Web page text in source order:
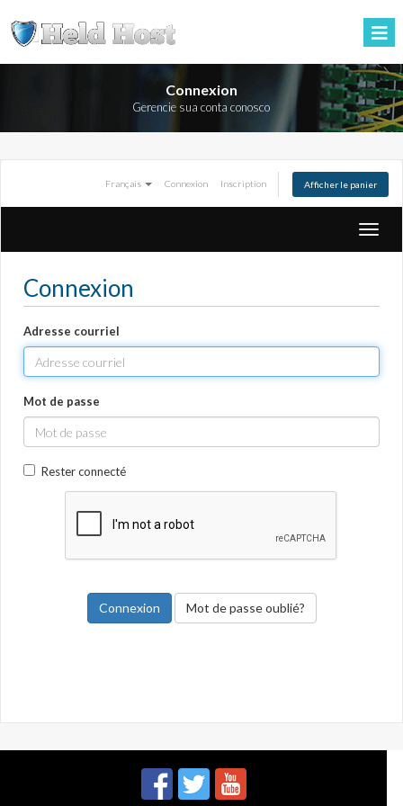
Connexion
Gerencie sua conta conosco
Français Connexion Inscription Afficher le panier
la
Connexion
Adresse courriel
Mot de passe
Rester connecté
Mot de passe oublié?